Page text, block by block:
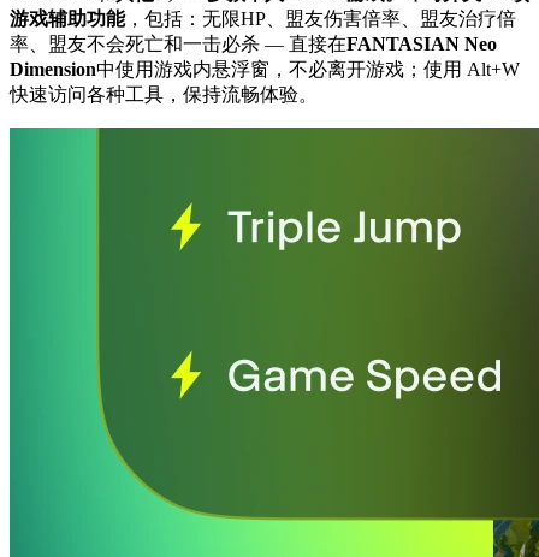
游戏辅助功能，包括：无限HP、盟友伤害倍率、盟友治疗倍
率、盟友不会死亡和一击必杀 — 直接在FANTASIAN Neo
Dimension中使用游戏内悬浮窗，不必离开游戏；使用 Alt+W
快速访问各种工具，保持流畅体验。